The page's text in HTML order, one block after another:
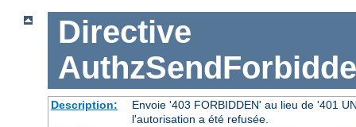
Directive
Description:
Envoie '403 FORBIDDEN' au lieu de '401
l'autorisation a été refusée.